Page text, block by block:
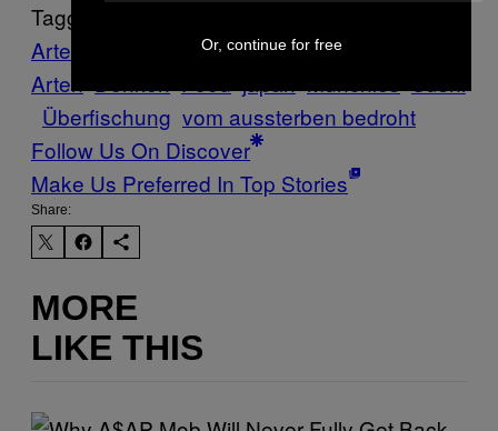
Tagged:
Artensterben
bedrohte
Arten
Überfischung vom aussterben bedroht
Follow Us On Discover
Make Us Preferred In Top Stories
Share:
MORE
LIKE THIS
Or, continue for free